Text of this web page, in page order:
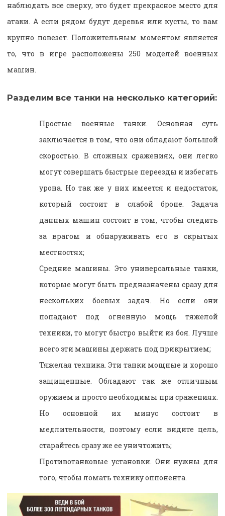
наблюдать все сверху, это будет прекрасное место для
атаки. А если рядом будут деревья или кусты, то вам
крупно повезет. Положительным моментом является
то, что в игре расположены 250 моделей военных
машин.
Разделим все танки на несколько категорий:
Простые военные танки. Основная суть
заключается в том, что они обладают большой
скоростью. В сложных сражениях, они легко
могут совершать быстрые переезды и избегать
урона. Но так же у них имеется и недостаток,
который состоит в слабой броне. Задача
данных машин состоит в том, чтобы следить
за врагом и обнаруживать его в скрытых
местностях;
Средние машины. Это универсальные танки,
которые могут быть предназначены сразу для
нескольких боевых задач. Но если они
попадают под огненную мощь тяжелой
техники, то могут быстро выйти из боя. Лучше
всего эти машины держать под прикрытием;
Тяжелая техника. Эти танки мощные и хорошо
защищенные. Обладают так же отличным
оружием и просто необходимы при сражениях.
Но основной их минус состоит в
медлительности, поэтому если видите цель,
старайтесь сразу же ее уничтожить;
Противотанковые установки. Они нужны для
того, чтобы ломать технику оппонента.